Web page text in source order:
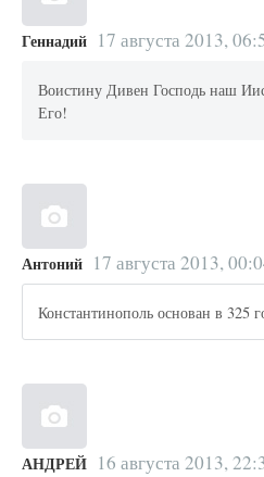
Геннадий 17 августа 2013,
Воистину Дивен Господь наш
Его!
Антоний 17 августа 2013,
Константинополь основан в 325
АНДРЕЙ 16 августа 2013,